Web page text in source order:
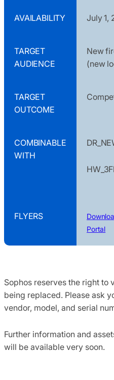
AVAILABILITY July 1,
TARGET
AUDIENCE
New
(new
TARGET
OUTCOME
COMBINABLE
WITH
FLYERS
Portal
Sophos reserves the right
being replaced. Please ask
vendor, model, and serial
Further information and
will be available very soon.